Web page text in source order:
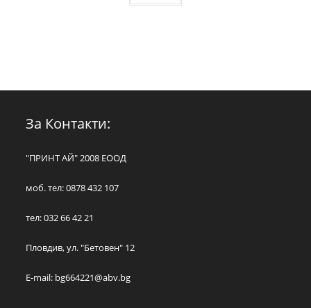
За Контакти:
"ПРИНТ АЙ" 2008 ЕООД
моб. тел: 0878 432 107
тел: 032 66 42 21
Пловдив, ул. "Бетовен" 12
E-mail: bg664221@abv.bg